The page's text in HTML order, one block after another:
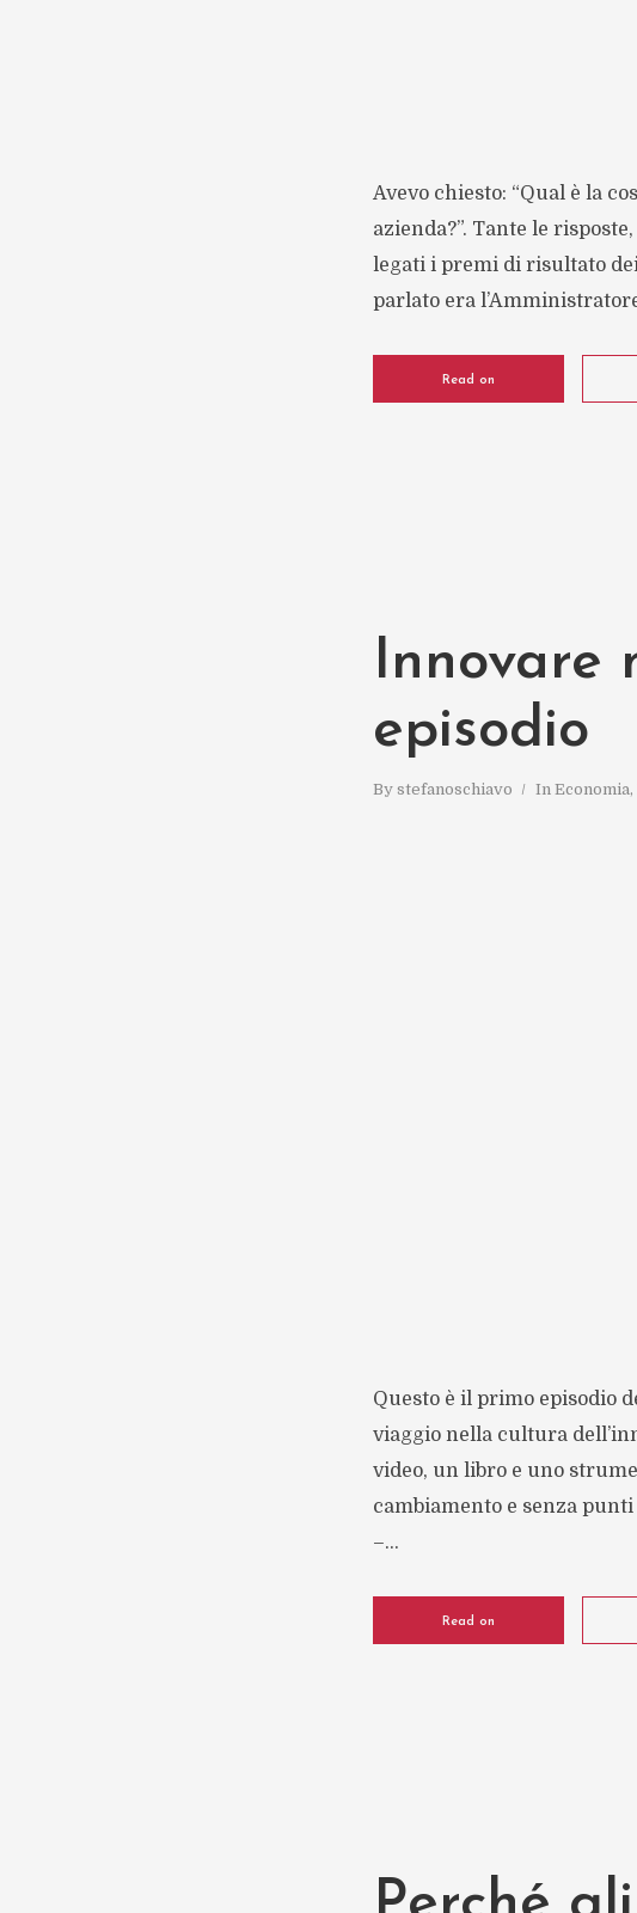
Avevo chiesto: “Qual è la
azienda?”. Tante le
legati i premi di risultato
parlato era
Read on
Innovare
episodio
By stefanoschiavo In Economia,
Questo è il primo episodio
viaggio nella cultura
video, un libro e uno
cambiamento e senza
–...
Read on